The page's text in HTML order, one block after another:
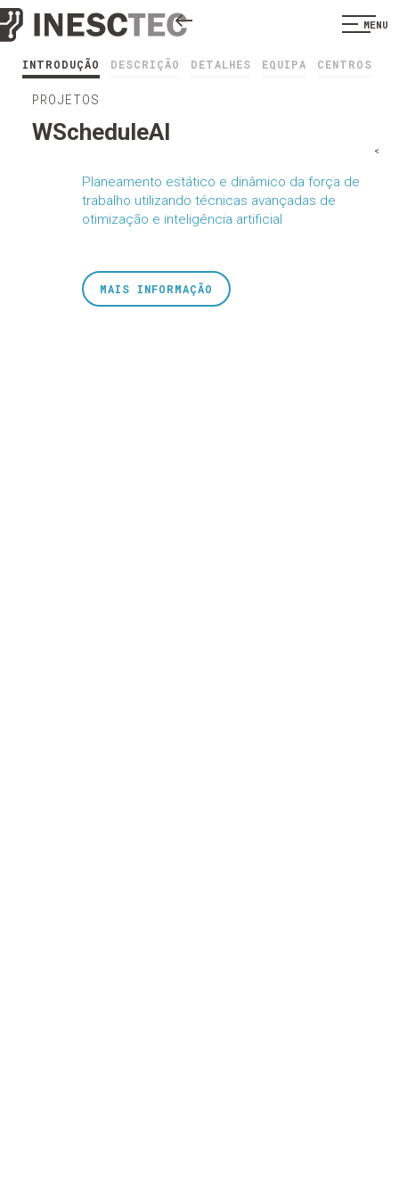
MENU
INTRODUÇÃO DESCRIÇÃO DETALHES EQUIPA CENTROS
PROJETOS
WScheduleAI
Planeamento estático e dinâmico da força de
trabalho utilizando técnicas avançadas de
otimização e inteligência artificial
<
MAIS INFORMAÇÃO